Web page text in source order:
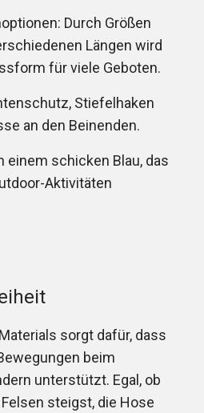
Durch Größen
Längen wird
für viele Geboten.
Stiefelhaken
an den Beinenden.
einem schicken Blau, das
Aktivitäten
sorgt dafür, dass
beim
unterstützt. Egal, ob
steigst, die Hose